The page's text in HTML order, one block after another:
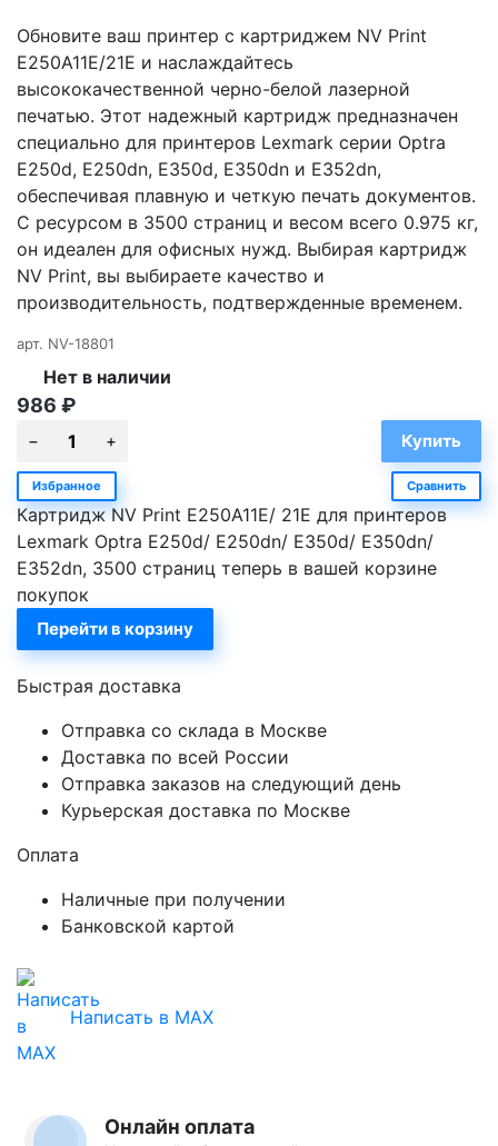
Обновите ваш принтер с картриджем NV Print
E250A11E/21E и наслаждайтесь
высококачественной черно-белой лазерной
печатью. Этот надежный картридж предназначен
специально для принтеров Lexmark серии Optra
E250d, E250dn, E350d, E350dn и E352dn,
обеспечивая плавную и четкую печать документов.
С ресурсом в 3500 страниц и весом всего 0.975 кг,
он идеален для офисных нужд. Выбирая картридж
NV Print, вы выбираете качество и
производительность, подтвержденные временем.
арт. NV-18801
Нет в наличии
986 ₽
Избранное Сравнить
Картридж NV Print E250A11E/ 21E для принтеров
Lexmark Optra E250d/ E250dn/ E350d/ E350dn/
E352dn, 3500 страниц теперь в вашей корзине
покупок
Перейти в корзину
Быстрая доставка
Отправка со склада в Москве
Доставка по всей России
Отправка заказов на следующий день
Курьерская доставка по Москве
Оплата
Наличные при получении
Банковской картой
Написать в MAX
Онлайн оплата